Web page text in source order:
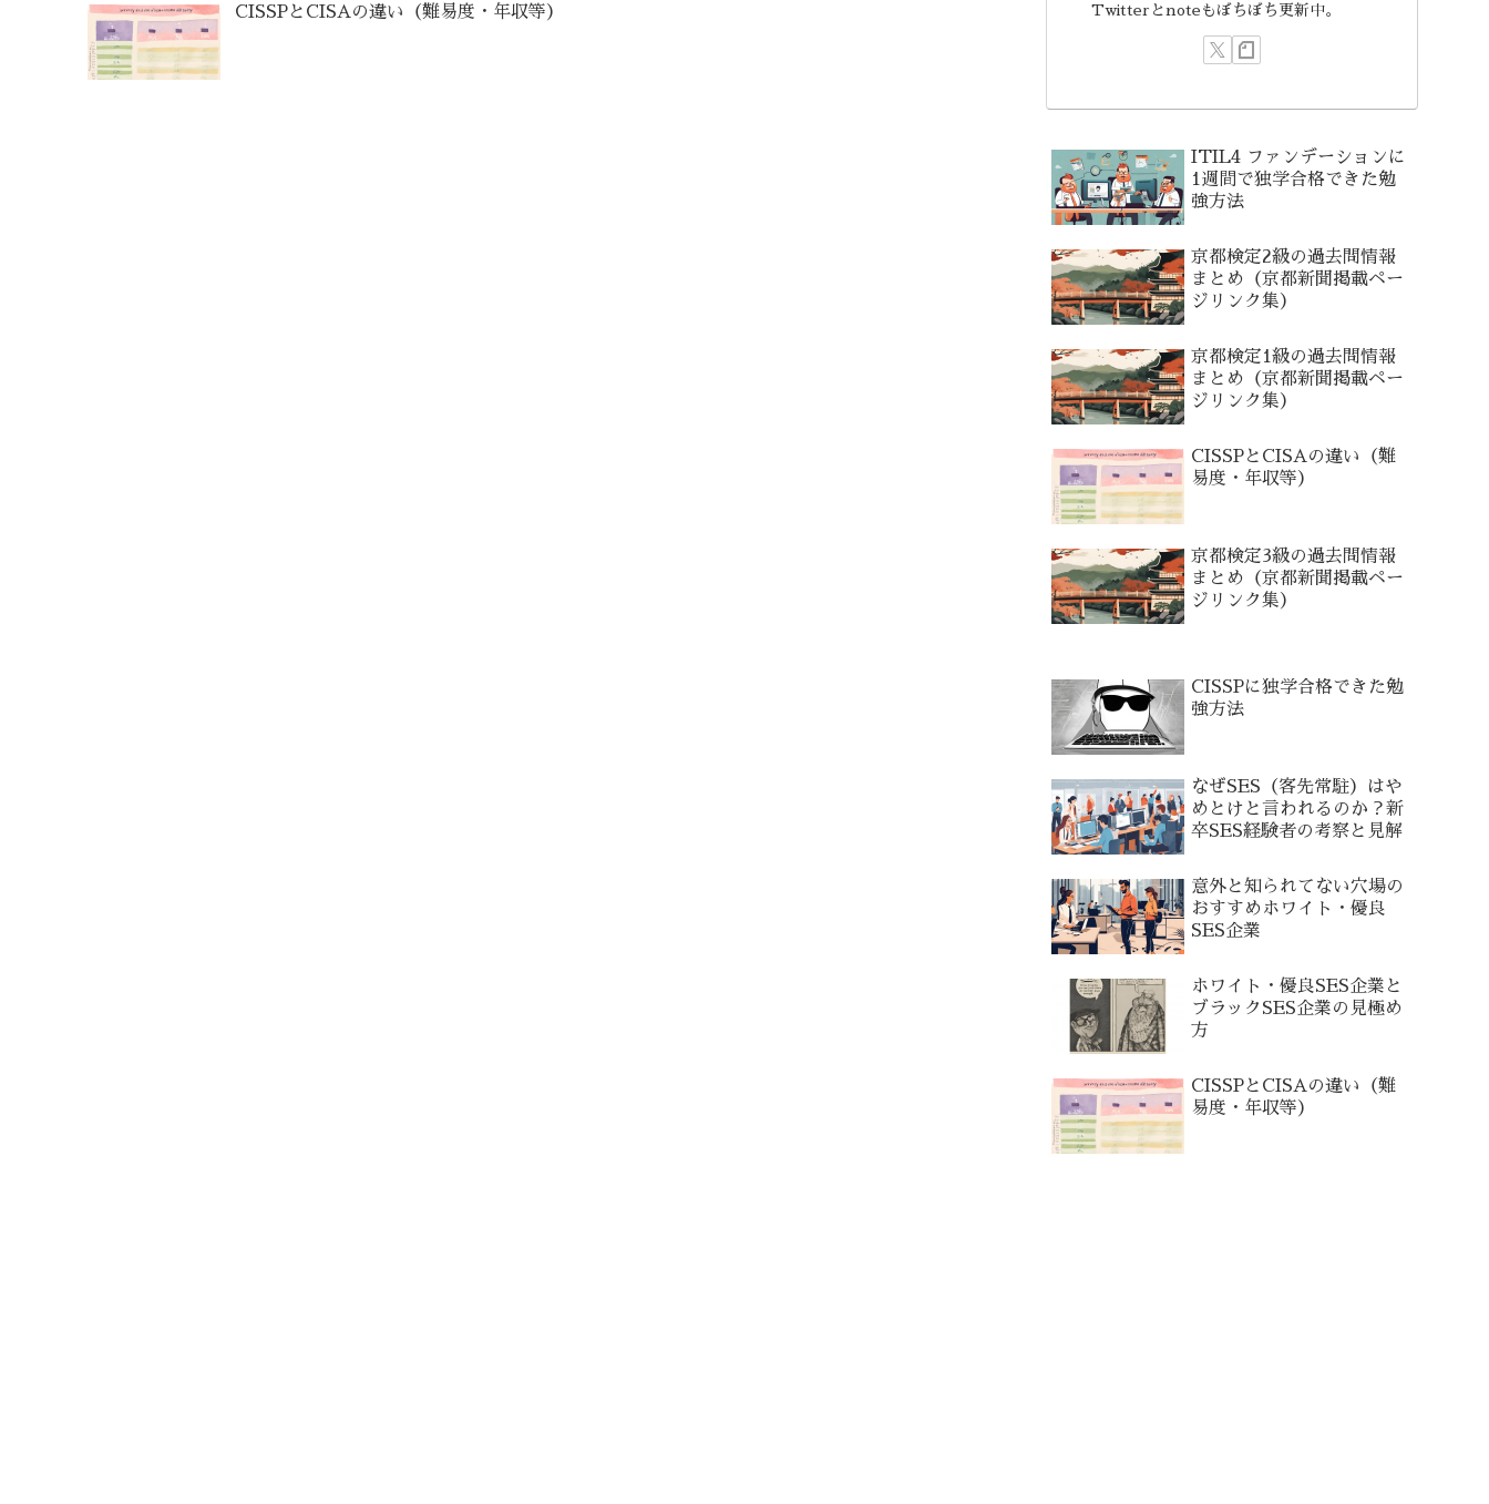
CISSPとCISAの違い（難易度・年収等）
Twitterとnoteもぼちぼち更新中。
ITIL4 ファンデーションに
1週間で独学合格できた勉
強方法
京都検定2級の過去問情報
まとめ（京都新聞掲載ペー
ジリンク集）
京都検定1級の過去問情報
まとめ（京都新聞掲載ペー
ジリンク集）
CISSPとCISAの違い（難
易度・年収等）
京都検定3級の過去問情報
まとめ（京都新聞掲載ペー
ジリンク集）
CISSPに独学合格できた勉
強方法
なぜSES（客先常駐）はや
めとけと言われるのか？新
卒SES経験者の考察と見解
意外と知られてない穴場の
おすすめホワイト・優良
SES企業
ホワイト・優良SES企業と
ブラックSES企業の見極め
方
CISSPとCISAの違い（難
易度・年収等）